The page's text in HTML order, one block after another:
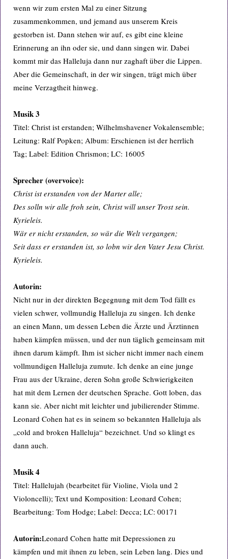
wenn wir zum ersten Mal zu einer Sitzung
zusammenkommen, und jemand aus unserem Kreis
gestorben ist. Dann stehen wir auf, es gibt eine kleine
Erinnerung an ihn oder sie, und dann singen wir. Dabei
kommt mir das Halleluja dann nur zaghaft über die Lippen.
Aber die Gemeinschaft, in der wir singen, trägt mich über
meine Verzagtheit hinweg.
Musik 3
Titel: Christ ist erstanden; Wilhelmshavener Vokalensemble;
Leitung: Ralf Popken; Album: Erschienen ist der herrlich
Tag; Label: Edition Chrismon; LC: 16005
Sprecher (overvoice):
Christ ist erstanden von der Marter alle;
Des solln wir alle froh sein, Christ will unser Trost sein.
Kyrieleis.
Wär er nicht erstanden, so wär die Welt vergangen;
Seit dass er erstanden ist, so lobn wir den Vater Jesu Christ.
Kyrieleis.
Autorin:
Nicht nur in der direkten Begegnung mit dem Tod fällt es
vielen schwer, vollmundig Halleluja zu singen. Ich denke
an einen Mann, um dessen Leben die Ärzte und Ärztinnen
haben kämpfen müssen, und der nun täglich gemeinsam mit
ihnen darum kämpft. Ihm ist sicher nicht immer nach einem
vollmundigen Halleluja zumute. Ich denke an eine junge
Frau aus der Ukraine, deren Sohn große Schwierigkeiten
hat mit dem Lernen der deutschen Sprache. Gott loben, das
kann sie. Aber nicht mit leichter und jubilierender Stimme.
Leonard Cohen hat es in seinem so bekannten Halleluja als
„cold and broken Halleluja“ bezeichnet. Und so klingt es
dann auch.
Musik 4
Titel: Hallelujah (bearbeitet für Violine, Viola und 2
Violoncelli); Text und Komposition: Leonard Cohen;
Bearbeitung: Tom Hodge; Label: Decca; LC: 00171
Autorin:Leonard Cohen hatte mit Depressionen zu
kämpfen und mit ihnen zu leben, sein Leben lang. Dies und